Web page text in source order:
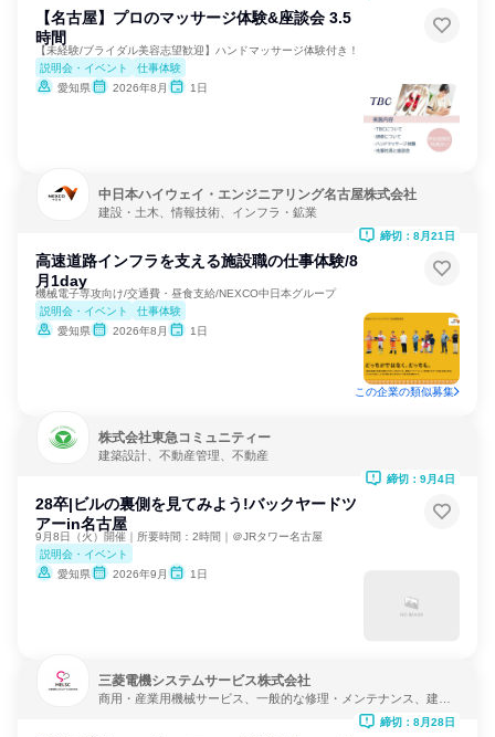
【名古屋】プロのマッサージ体験&座談会 3.5
時間
【未経験/ブライダル美容志望歓迎】ハンドマッサージ体験付き！
説明会・イベント
仕事体験
愛知県
2026年8月 1日
中日本ハイウェイ・エンジニアリング名古屋株式会社
建設・土木、情報技術、インフラ・鉱業
高速道路インフラを支える施設職の仕事体験/8
月1day
機械電子専攻向け/交通費・昼食支給/NEXCO中日本グループ
説明会・イベント
仕事体験
愛知県
2026年8月 1日
締切：8月21日
この企業の類似募集
株式会社東急コミュニティー
建築設計、不動産管理、不動産
28卒|ビルの裏側を見てみよう!バックヤードツ
アーin名古屋
9月8日（火）開催｜所要時間：2時間｜＠JRタワー名古屋
説明会・イベント
愛知県
2026年9月 1日
締切：9月4日
三菱電機システムサービス株式会社
商用・産業用機械サービス、一般的な修理・メンテナンス、建
締切：8月28日